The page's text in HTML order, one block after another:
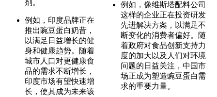
剂。
例如，印度品牌正在
推出豌豆蛋白奶昔，
以满足日益增长的健
身和健康趋势。随着
城市人口对更健康食
品的需求不断增长，
印度市场有望快速增
长，使其成为未来该
例如，像维斯塔配料公司
这样的企业正在投资研发
先进解决方案，以满足不
断变化的消费者偏好。随
着政府对食品创新支持力
度的加大以及人们对环境
问题的日益关注，中国市
场正成为塑造豌豆蛋白需
求的重要力量。